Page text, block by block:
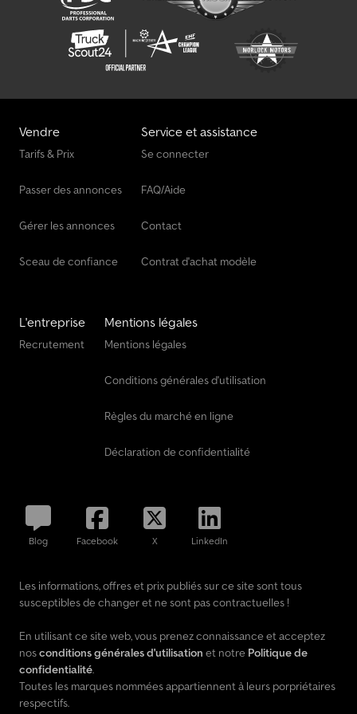
surface et 20.000m2 magasin, garage et carrosserie tout equipe.
Regarder notre video Société: :
Vendre
Tarifs & Prix
Passer des annonces
Gérer les annonces
Sceau de confiance
Service et assistance
Se connecter
FAQ/Aide
Contact
Contrat d'achat modèle
L'entreprise
Recrutement
Mentions légales
Mentions légales
Conditions générales d'utilisation
Règles du marché en ligne
Déclaration de confidentialité
Blog Facebook X LinkedIn
Les informations, offres et prix publiés sur ce site sont tous
susceptibles de changer et ne sont pas contractuelles !
En utilisant ce site web, vous prenez connaissance et acceptez
nosconditions générales d'utilisation et notre Politique de
confidentialité.
Toutes les marques nommées appartiennent à leurs porpriétaires
respectifs.